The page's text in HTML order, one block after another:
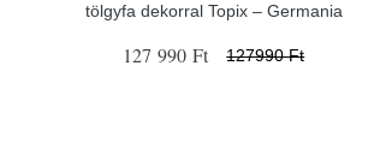
tölgyfa dekorral Topix – Germania
127 990 Ft 127990 Ft